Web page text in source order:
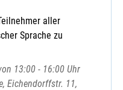
aller
Sprache zu
13:00 - 16:00 Uhr
Eichendorffstr. 11,